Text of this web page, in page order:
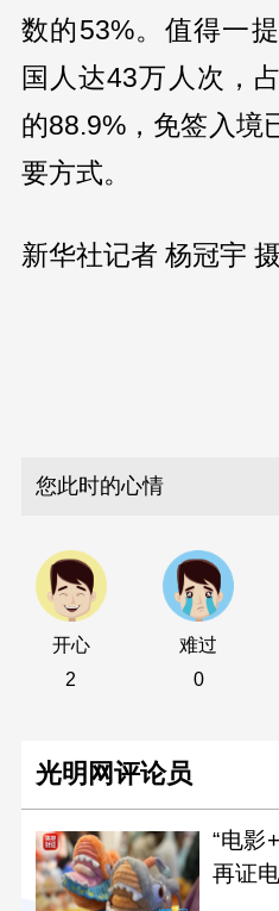
数的53%。值得一
国人达43万人次，
的88.9%，免签入境
要方式。
新华社记者 杨冠宇
您此时的心情
开心
2
难过
0
光明网评论员
“电影
再证